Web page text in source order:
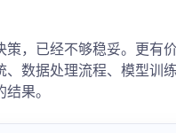
，已经不够稳妥。更有
数据处理流程、模型训
果。